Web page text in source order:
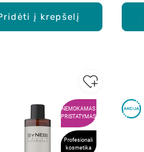
į krepšelį
NEMOKAMAS
PRISTATYMAS
Profesionali
kosmetika